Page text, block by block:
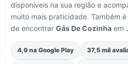
disponíveis na sua região e
muito mais praticidade. Também
de encontrar Gás De Cozinha em
4,9 na Google Play 37,5 mil